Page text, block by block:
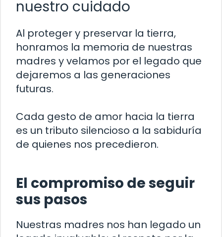
nuestro cuidado
Al proteger y preservar la tierra,
honramos la memoria de nuestras
madres y velamos por el legado que
dejaremos a las generaciones
futuras.
Cada gesto de amor hacia la tierra
es un tributo silencioso a la sabiduría
de quienes nos precedieron.
El compromiso de seguir
sus pasos
Nuestras madres nos han legado un